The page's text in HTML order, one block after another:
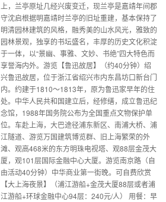
上，兰亭原址几经兴废变迁，现兰亭是嘉靖年间郡
守沈启根据明嘉靖时兰亭的旧址重建，基本保持了
明清园林建筑的风格，融秀美的山水风光，雅致的
园林景观，独享的书坛盛名，丰厚的历史文化积淀
于一体，以“景幽、事雅、文妙、书绝”四大特色而
享誉海内外。游览【鲁迅故居】（约40分钟）绍
兴鲁迅故居，位于浙江省绍兴市内东昌坊口新台门
内。约建于1810～1813年，原为鲁迅家早年的住
处。中华人民共和国建立后，经修缮，成立鲁迅纪
念馆，1988年国务院公布为全国重点文物保护单
位。车赴上海，大巴途径浦东新区、南浦大桥、浦
江隧道、游览万国建筑博览群、旧上海繁荣的外
滩、观高468米的东方明珠电视塔、观88层金茂大
厦，观101层国际金融中心大厦。游览南京路（自
由活动40分钟）中华商业第一街晚。可自费欣赏
【大上海夜景】（浦江游船+金茂大厦88层或者浦
江游船+环球金融中心94层：240元/人） 用餐：早